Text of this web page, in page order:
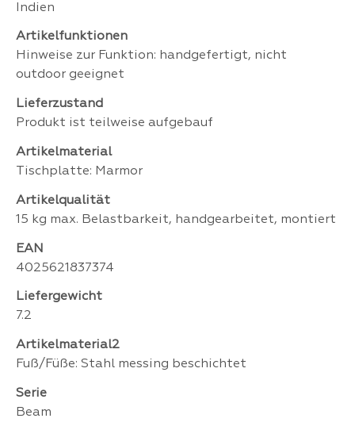
Indien
Artikelfunktionen
Hinweise zur Funktion: handgefertigt, nicht
outdoor geeignet
Lieferzustand
Produkt ist teilweise aufgebauf
Artikelmaterial
Tischplatte: Marmor
Artikelqualität
15 kg max. Belastbarkeit, handgearbeitet, montiert
EAN
4025621837374
Liefergewicht
7.2
Artikelmaterial2
Fuß/Füße: Stahl messing beschichtet
Serie
Beam